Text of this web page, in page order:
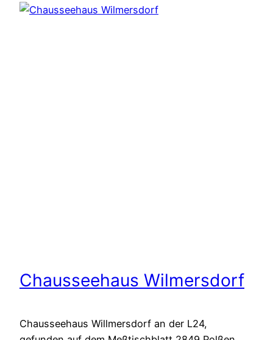
Chausseehaus Wilmersdorf
Chausseehaus Willmersdorf an der L24,